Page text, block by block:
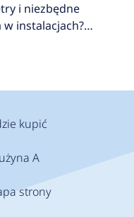
i niezbędne
instalacjach?
kupić
A
strony